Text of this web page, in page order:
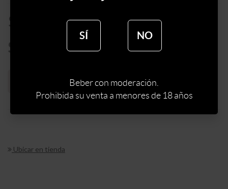
$
$
Sin stock web
Ubicar en tienda
SÍ NO
Beber con moderación.
Prohibida su venta a menores de 18 años